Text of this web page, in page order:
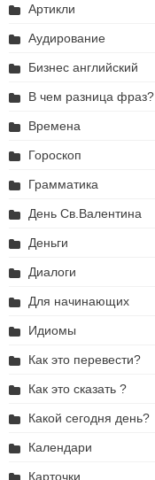
Артикли
Аудирование
Бизнес английский
В чем разница фраз?
Времена
Гороскоп
Грамматика
День Св.Валентина
Деньги
Диалоги
Для начинающих
Идиомы
Как это перевести?
Как это сказать ?
Какой сегодня день?
Календари
Карточки